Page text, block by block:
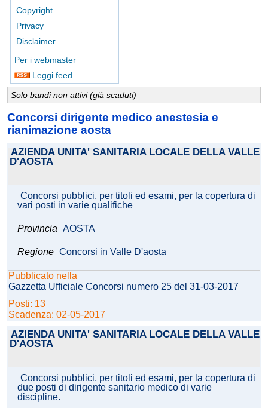
Copyright
Privacy
Disclaimer
Per i webmaster
Leggi feed
Solo bandi non attivi (già scaduti)
Concorsi dirigente medico anestesia e
rianimazione aosta
AZIENDA UNITA' SANITARIA LOCALE DELLA VALLE
D'AOSTA
Concorsi pubblici, per titoli ed esami, per la copertura di
vari posti in varie qualifiche
Provincia AOSTA
Regione Concorsi in Valle D'aosta
Pubblicato nella
Gazzetta Ufficiale Concorsi numero 25 del 31-03-2017
Posti: 13
Scadenza: 02-05-2017
AZIENDA UNITA' SANITARIA LOCALE DELLA VALLE
D'AOSTA
Concorsi pubblici, per titoli ed esami, per la copertura di
due posti di dirigente sanitario medico di varie
discipline.